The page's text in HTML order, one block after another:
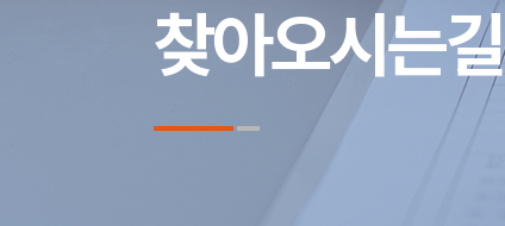
찾아오시는길